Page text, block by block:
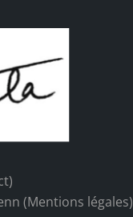
(Mentions légales)